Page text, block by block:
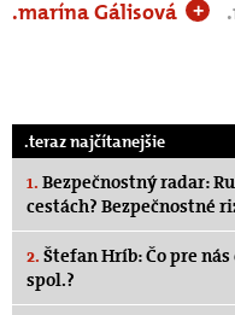
.marína Gálisová +
.teraz najčítanejšie
1. Bezpečnostný radar:
cestách? Bezpečnostné
2. Štefan Hríb: Čo pre
spol.?